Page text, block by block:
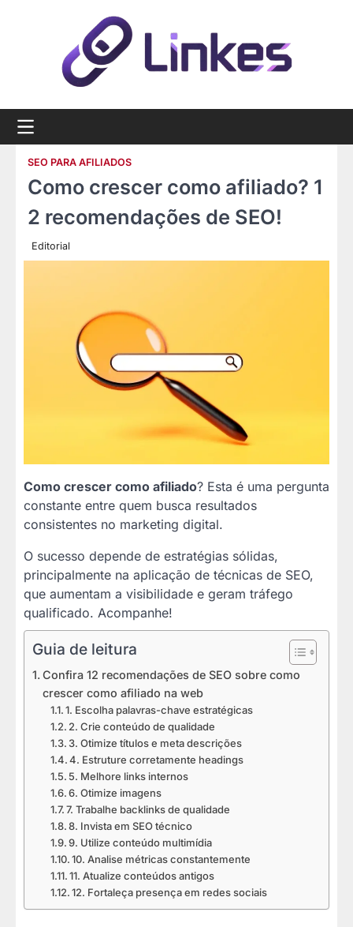
SEO PARA AFILIADOS
Como crescer como afiliado? 1
2 recomendações de SEO!
Editorial
Como crescer como afiliado? Esta é uma pergunta
constante entre quem busca resultados
consistentes no marketing digital.
O sucesso depende de estratégias sólidas,
principalmente na aplicação de técnicas de SEO,
que aumentam a visibilidade e geram tráfego
qualificado. Acompanhe!
Guia de leitura
Confira 12 recomendações de SEO sobre como
crescer como afiliado na web
1. Escolha palavras-chave estratégicas
2. Crie conteúdo de qualidade
3. Otimize títulos e meta descrições
4. Estruture corretamente headings
5. Melhore links internos
6. Otimize imagens
7. Trabalhe backlinks de qualidade
8. Invista em SEO técnico
9. Utilize conteúdo multimídia
10. Analise métricas constantemente
11. Atualize conteúdos antigos
12. Fortaleça presença em redes sociais